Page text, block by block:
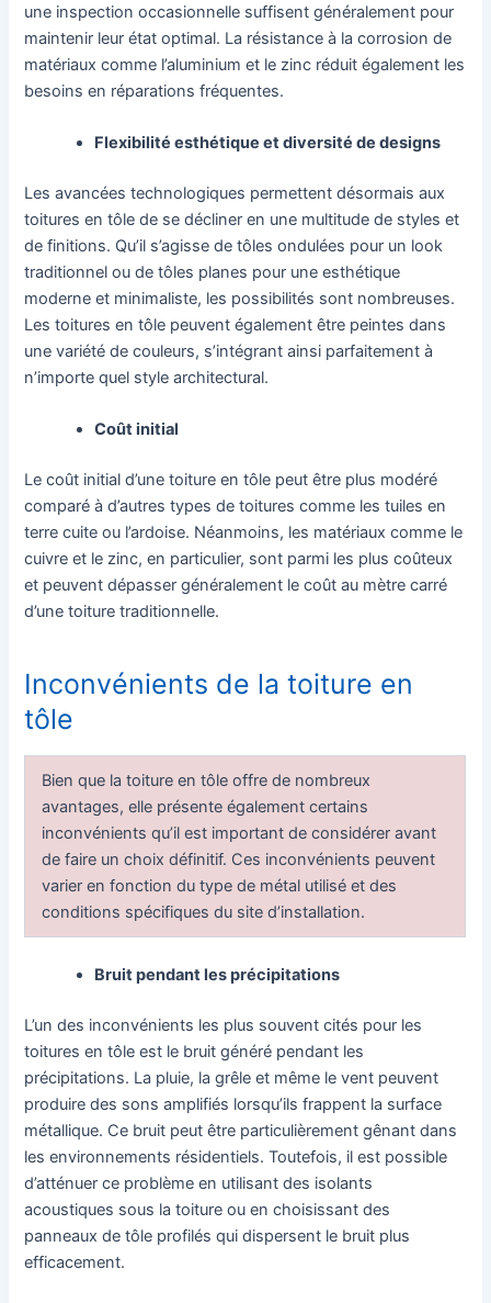
une inspection occasionnelle suffisent généralement pour
maintenir leur état optimal. La résistance à la corrosion de
matériaux comme l’aluminium et le zinc réduit également les
besoins en réparations fréquentes.
Flexibilité esthétique et diversité de designs
Les avancées technologiques permettent désormais aux
toitures en tôle de se décliner en une multitude de styles et
de finitions. Qu’il s’agisse de tôles ondulées pour un look
traditionnel ou de tôles planes pour une esthétique
moderne et minimaliste, les possibilités sont nombreuses.
Les toitures en tôle peuvent également être peintes dans
une variété de couleurs, s’intégrant ainsi parfaitement à
n’importe quel style architectural.
Coût initial
Le coût initial d’une toiture en tôle peut être plus modéré
comparé à d’autres types de toitures comme les tuiles en
terre cuite ou l’ardoise. Néanmoins, les matériaux comme le
cuivre et le zinc, en particulier, sont parmi les plus coûteux
et peuvent dépasser généralement le coût au mètre carré
d’une toiture traditionnelle.
Inconvénients de la toiture en
tôle
Bien que la toiture en tôle offre de nombreux
avantages, elle présente également certains
inconvénients qu’il est important de considérer avant
de faire un choix définitif. Ces inconvénients peuvent
varier en fonction du type de métal utilisé et des
conditions spécifiques du site d’installation.
Bruit pendant les précipitations
L’un des inconvénients les plus souvent cités pour les
toitures en tôle est le bruit généré pendant les
précipitations. La pluie, la grêle et même le vent peuvent
produire des sons amplifiés lorsqu’ils frappent la surface
métallique. Ce bruit peut être particulièrement gênant dans
les environnements résidentiels. Toutefois, il est possible
d’atténuer ce problème en utilisant des isolants
acoustiques sous la toiture ou en choisissant des
panneaux de tôle profilés qui dispersent le bruit plus
efficacement.